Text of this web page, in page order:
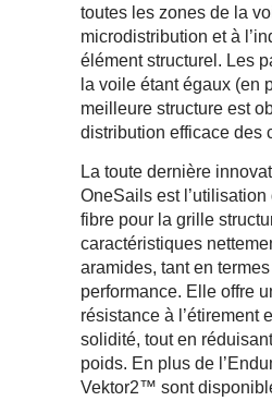
toutes les zones de la
microdistribution et à
élément structurel. Les
la voile étant égaux (en
meilleure structure est
distribution efficace des
La toute dernière
OneSails est
fibre pour la grille
caractéristiques
aramides, tant en
performance. Elle offre
résistance à l’étirement
solidité, tout en
poids. En plus de
Vektor2™ sont